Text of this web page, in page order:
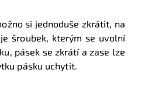
si jednoduše zkrátit, na
šroubek, kterým se uvolní
pásek se zkrátí a zase lze
pásku uchytit.